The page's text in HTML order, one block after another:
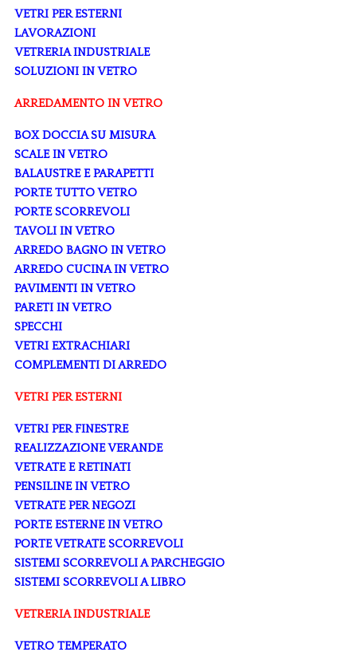
VETRI PER ESTERNI
LAVORAZIONI
VETRERIA INDUSTRIALE
SOLUZIONI IN VETRO
ARREDAMENTO IN VETRO
BOX DOCCIA SU MISURA
SCALE IN VETRO
BALAUSTRE E PARAPETTI
PORTE TUTTO VETRO
PORTE SCORREVOLI
TAVOLI IN VETRO
ARREDO BAGNO IN VETRO
ARREDO CUCINA IN VETRO
PAVIMENTI IN VETRO
PARETI IN VETRO
SPECCHI
VETRI EXTRACHIARI
COMPLEMENTI DI ARREDO
VETRI PER ESTERNI
VETRI PER FINESTRE
REALIZZAZIONE VERANDE
VETRATE E RETINATI
PENSILINE IN VETRO
VETRATE PER NEGOZI
PORTE ESTERNE IN VETRO
PORTE VETRATE SCORREVOLI
SISTEMI SCORREVOLI A PARCHEGGIO
SISTEMI SCORREVOLI A LIBRO
VETRERIA INDUSTRIALE
VETRO TEMPERATO